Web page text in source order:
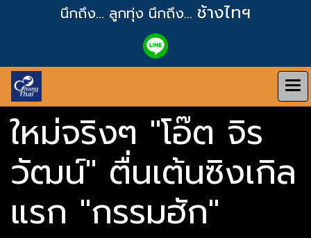
นึกถึง... ลูกทุ่ง นึกถึง... ช้างไทฯ
ใหม่จริงๆ "โอ๊ต จิร
วัฒน์" ตื่นเต้นซิงเกิล
แรก "กรรมฮัก"